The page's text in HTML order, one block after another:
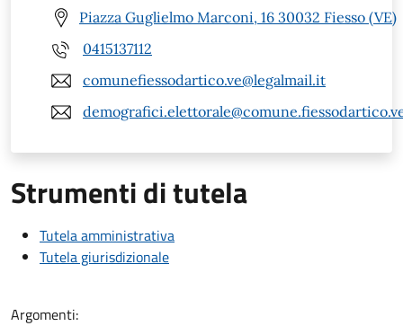
Piazza Guglielmo Marconi, 16 30032 Fiesso (VE)
0415137112
comunefiessodartico.ve@legalmail.it
Strumenti di tutela
Tutela amministrativa
Tutela giurisdizionale
Argomenti: